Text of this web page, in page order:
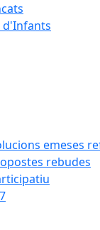
d'Infants
emeses
rebudes